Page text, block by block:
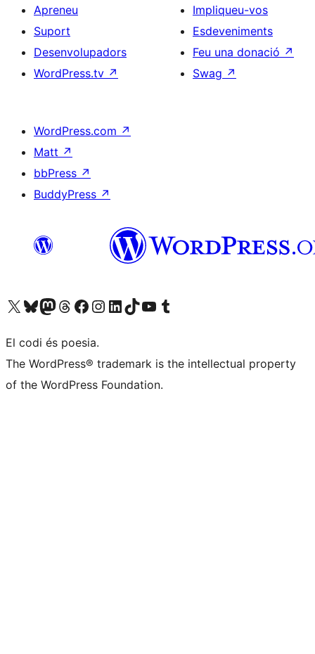
Apreneu
Suport
Desenvolupadors
WordPress.tv ↗
Impliqueu-vos
Esdeveniments
Feu una donació ↗
Swag ↗
WordPress.com ↗
Matt ↗
bbPress ↗
BuddyPress ↗
Visiteu el nostre compte X (abans Twitter)
Visiteu el nostre compte de Bluesky
Visiteu el nostre compte al Mastodon
Visiteu el nostre compte de Threads
Visiteu la nostra pàgina al Facebook
Visiteu el nostre compte d'Instagram
Visiteu el nostre compte de LinkedIn
Visiteu el nostre compte de TikTok
Visiteu el nostre canal al YouTube
Visiteu el nostre compte de Tumblr
El codi és poesia.
The WordPress® trademark is the intellectual property
of the WordPress Foundation.